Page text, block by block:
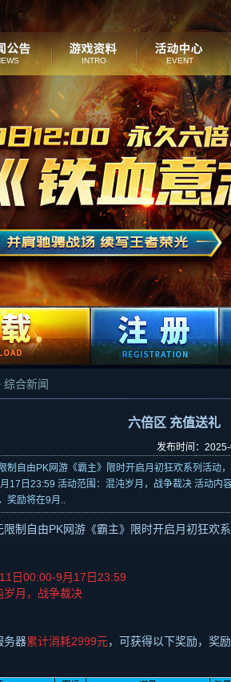
INTRO EVENT
综合新闻
六倍区 充值送礼
发布时间：
制自由PK网游《霸主》限时开启月初狂欢系列活动
17日23:59 活动范围：混沌岁月，战争裁决 活动内
奖励将在9月..
限制自由PK网游《霸主》限时开启月初狂欢
11 日00:00-9月 17 日 23:59
岁月，战争裁决
务器累计消耗2999元，可获得以下奖励，奖